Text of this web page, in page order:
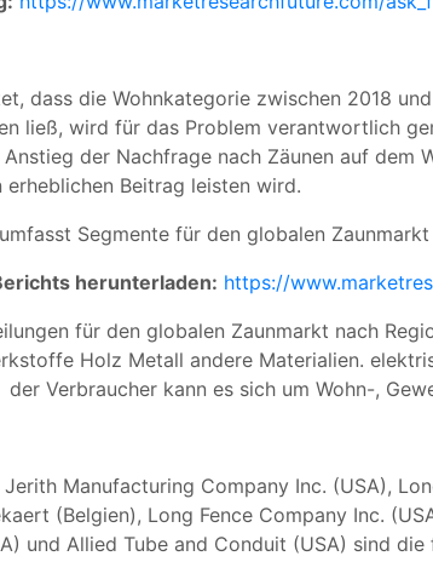
dass die Wohnkategorie zwischen 2018
ließ, wird für das Problem verantwortlich
der Nachfrage nach Zäunen auf
erheblichen Beitrag leisten wird.
Segmente für den globalen
herunterladen: https://
für den globalen Zaunmarkt nach
Holz Metall andere Materialien.
Verbraucher kann es sich um Wohn-,
Manufacturing Company Inc. (USA),
(Belgien), Long Fence Company Inc.
und Allied Tube and Conduit (USA) sind